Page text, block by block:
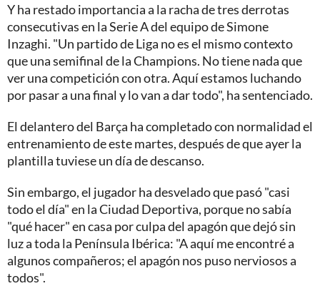
Y ha restado importancia a la racha de tres derrotas
consecutivas en la Serie A del equipo de Simone
Inzaghi. "Un partido de Liga no es el mismo contexto
que una semifinal de la Champions. No tiene nada que
ver una competición con otra. Aquí estamos luchando
por pasar a una final y lo van a dar todo", ha sentenciado.
El delantero del Barça ha completado con normalidad el
entrenamiento de este martes, después de que ayer la
plantilla tuviese un día de descanso.
Sin embargo, el jugador ha desvelado que pasó "casi
todo el día" en la Ciudad Deportiva, porque no sabía
"qué hacer" en casa por culpa del apagón que dejó sin
luz a toda la Península Ibérica: "A aquí me encontré a
algunos compañeros; el apagón nos puso nerviosos a
todos".